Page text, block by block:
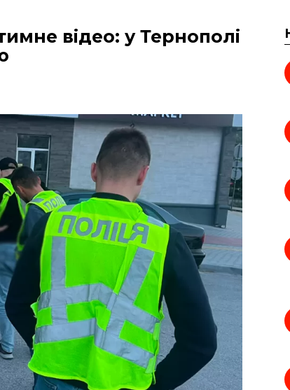
відео: у Тернополі